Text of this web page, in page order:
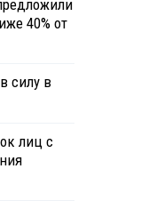
40% от
силу в
лиц с